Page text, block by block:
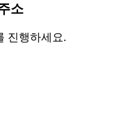
소
진행하세요.